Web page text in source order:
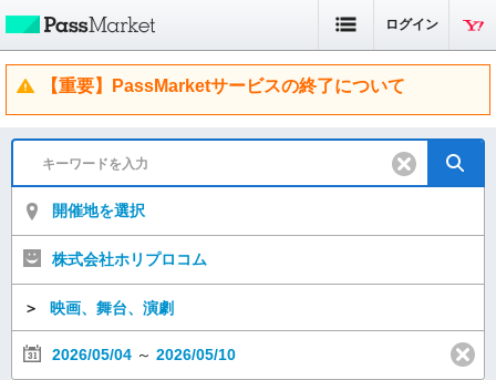
ログイン
【重要】PassMarketサービスの終了について
開催地を選択
株式会社ホリプロコム
＞ 映画、舞台、演劇
2026/05/04 ～ 2026/05/10